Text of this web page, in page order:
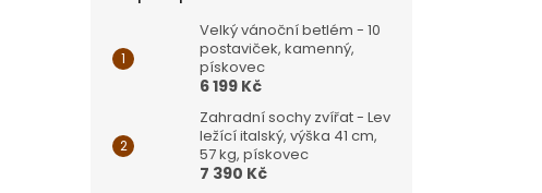
Velký vánoční betlém - 10
postaviček, kamenný,
pískovec
6 199 Kč
Zahradní sochy zvířat - Lev
ležící italský, výška 41 cm,
57 kg, pískovec
7 390 Kč